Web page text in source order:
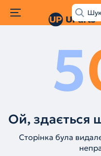
5
Ой, здається
Сторінка була